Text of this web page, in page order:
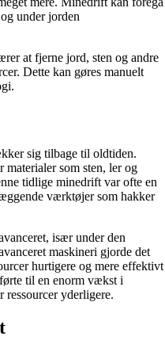
under jorden
at fjerne jord, sten og andre
Dette kan gøres manuelt
sig tilbage til oldtiden.
som sten, ler og
tidlige minedrift var ofte en
værktøjer som hakker
især under den
maskineri gjorde det
hurtigere og mere effektivt
til en enorm vækst i
ressourcer yderligere.